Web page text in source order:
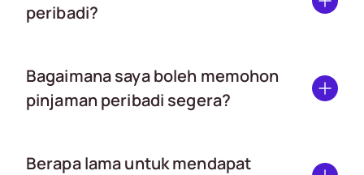
peribadi?
Bagaimana saya boleh memohon
pinjaman peribadi segera?
Berapa lama untuk mendapat